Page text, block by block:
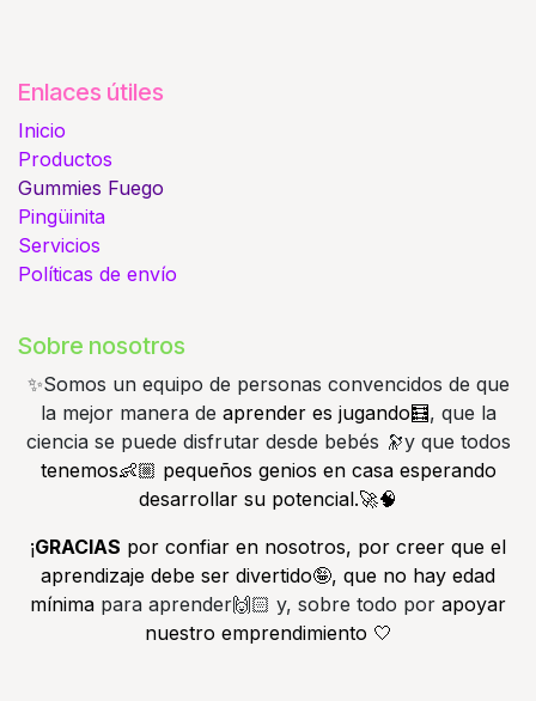
Enlaces útiles
Inicio
Productos
Gummies Fuego
Pingüinita
Servicios
Políticas de envío
Sobre nosotros
✨️Somos un equipo de personas convencidos de que
la mejor manera de aprender es jugando🧮, que la
ciencia se puede disfrutar desde bebés 🔭y que todos
tenemos👶🏼 pequeños genios en casa esperando
desarrollar su potencial.🚀🧠
¡GRACIAS por confiar en nosotros, por creer que el
aprendizaje debe ser divertido🤪, que no hay edad
mínima para aprender🙌🏻 y, sobre todo por apoyar
nuestro emprendimiento 🤍